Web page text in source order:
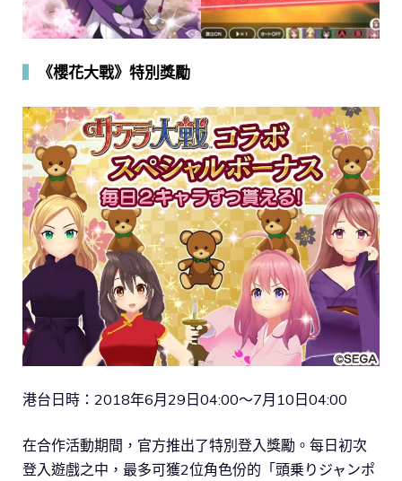
《櫻花大戰》特別獎勵
港台日時：2018年6月29日04:00～7月10日04:00
在合作活動期間，官方推出了特別登入獎勵。每日初次
登入遊戲之中，最多可獲2位角色份的「頭乗りジャンポ